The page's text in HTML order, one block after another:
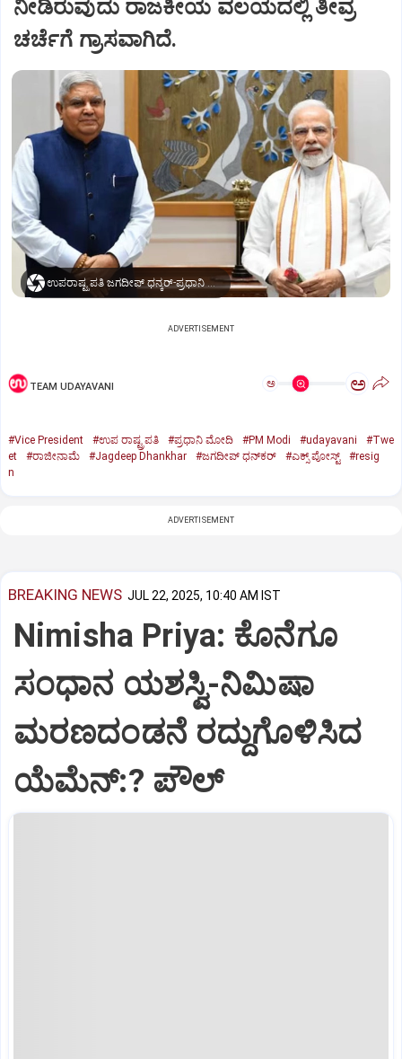
ನೀಡಿರುವುದು ರಾಜಕೀಯ ವಲಯದಲ್ಲಿ ತೀವ್ರ
ಚರ್ಚೆಗೆ ಗ್ರಾಸವಾಗಿದೆ.
ಉಪರಾಷ್ಟ್ರಪತಿ ಜಗದೀಪ್‌ ಧನ್ಕರ್-ಪ್ರಧಾನಿ ಮೋದಿ
ADVERTISEMENT
TEAM UDAYAVANI ಅ ಅ
#Vice President #ಉಪ ರಾಷ್ಟ್ರಪತಿ #ಪ್ರಧಾನಿ ಮೋದಿ #PM Modi #udayavani
#Twe
et
#ರಾಜೀನಾಮೆ #Jagdeep Dhankhar #ಜಗದೀಪ್‌ ಧನ್‌ಕರ್‌ #ಎಕ್ಸ್‌ ಪೋಸ್ಟ್
#resig
n
ADVERTISEMENT
BREAKING NEWS JUL 22, 2025, 10:40 AM IST
Nimisha Priya: ಕೊನೆಗೂ
ಸಂಧಾನ ಯಶಸ್ವಿ-ನಿಮಿಷಾ
ಮರಣದಂಡನೆ ರದ್ದುಗೊಳಿಸಿದ
ಯೆಮೆನ್:? ಪೌಲ್